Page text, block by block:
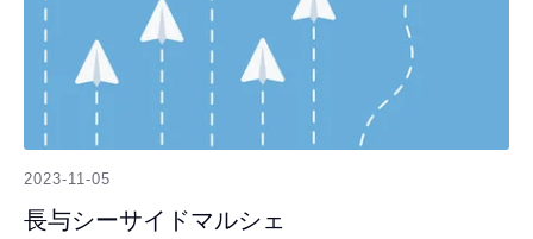
2023-11-05
長与シーサイドマルシェ